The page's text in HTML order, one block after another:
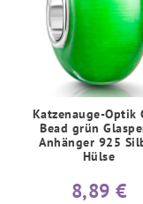
Katzenauge-Optik
Bead grün
Anhänger 925
Hülse
8,89 €